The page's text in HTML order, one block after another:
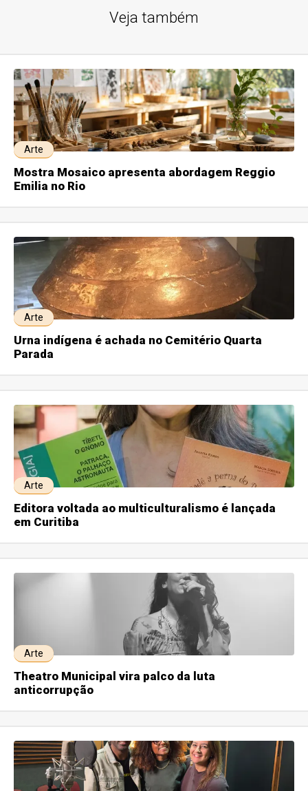
Veja também
Arte
Mostra Mosaico apresenta abordagem Reggio
Emilia no Rio
Arte
Urna indígena é achada no Cemitério Quarta
Parada
Arte
Editora voltada ao multiculturalismo é lançada
em Curitiba
Arte
Theatro Municipal vira palco da luta
anticorrupção